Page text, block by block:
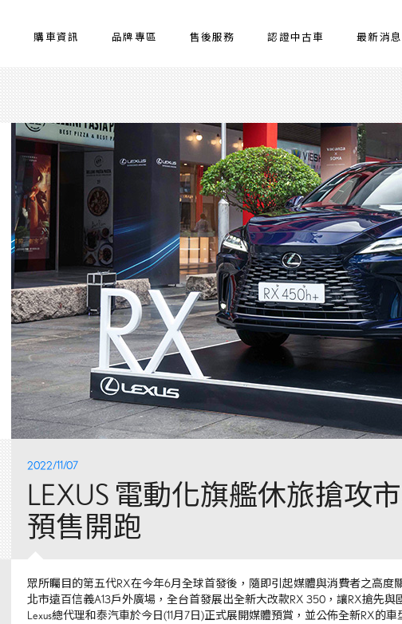
購車資訊 品牌專區 售後服務 認證中古車 最新消息
2022/11/07
LEXUS 電動化旗艦休旅搶攻
預售開跑
眾所矚目的第五代RX在今年6月全球首發後，隨即引起媒體與消費者之高度
北市遠百信義A13戶外廣場，全台首發展出全新大改款RX 350 ，讓RX搶先與
Lexus總代理和泰汽車於今日(11月7日)正式展開媒體預賞，並公佈全新RX的車